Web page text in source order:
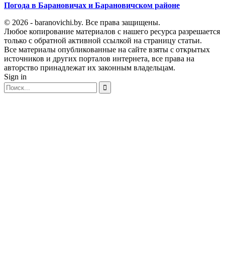
Погода в Барановичах и Барановичском районе
© 2026 - baranovichi.by. Все права защищены.
Любое копирование материалов с нашего ресурса разрешается
только с обратной активной ссылкой на страницу статьи.
Все материалы опубликованные на сайте взяты с открытых
источников и других порталов интернета, все права на
авторство принадлежат их законным владельцам.
Sign in